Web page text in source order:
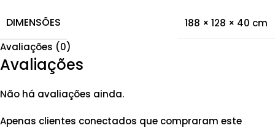
DIMENSÕES
188 × 128 × 40 cm
Avaliações (0)
Avaliações
Não há avaliações ainda.
Apenas clientes conectados que compraram este